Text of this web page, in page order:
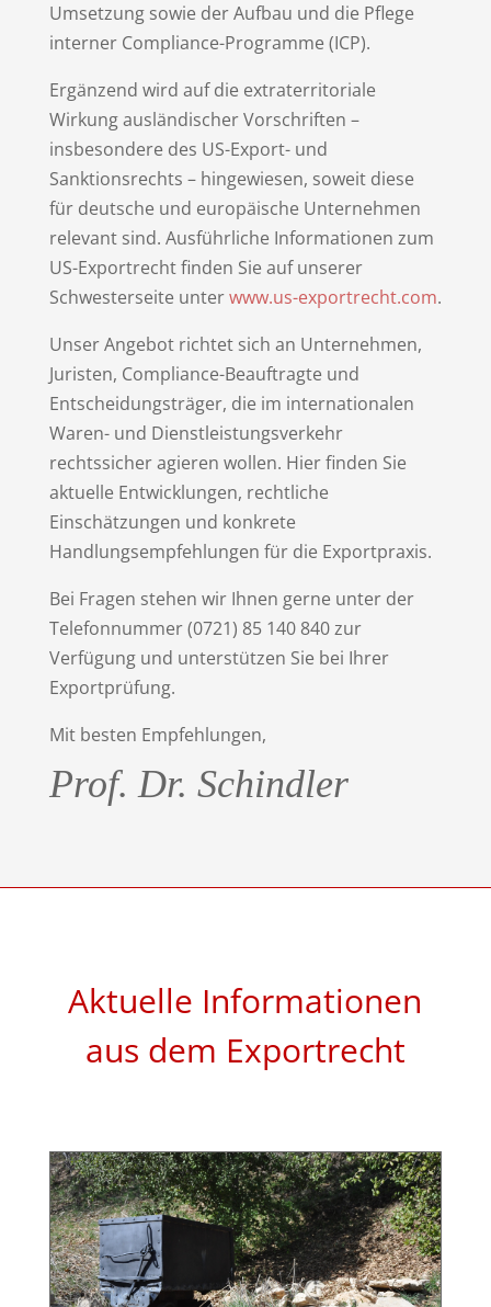
Umsetzung sowie der Aufbau und die Pflege
interner Compliance-Programme (ICP).
Ergänzend wird auf die extraterritoriale
Wirkung ausländischer Vorschriften –
insbesondere des US-Export- und
Sanktionsrechts – hingewiesen, soweit diese
für deutsche und europäische Unternehmen
relevant sind. Ausführliche Informationen zum
US-Exportrecht finden Sie auf unserer
Schwesterseite unterwww.us-exportrecht.com.
Unser Angebot richtet sich an Unternehmen,
Juristen, Compliance-Beauftragte und
Entscheidungsträger, die im internationalen
Waren- und Dienstleistungsverkehr
rechtssicher agieren wollen. Hier finden Sie
aktuelle Entwicklungen, rechtliche
Einschätzungen und konkrete
Handlungsempfehlungen für die Exportpraxis.
Bei Fragen stehen wir Ihnen gerne unter der
Telefonnummer (0721) 85 140 840 zur
Verfügung und unterstützen Sie bei Ihrer
Exportprüfung.
Mit besten Empfehlungen,
Prof. Dr. Schindler
Aktuelle Informationen
aus dem Exportrecht